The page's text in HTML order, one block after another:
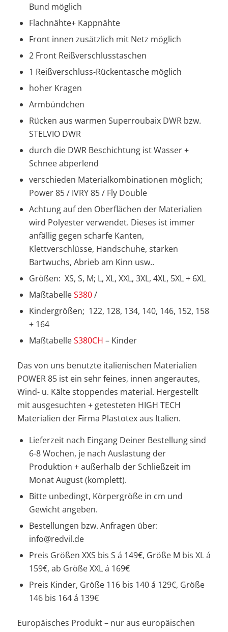
Bund möglich
Flachnähte+ Kappnähte
Front innen zusätzlich mit Netz möglich
2 Front Reißverschlusstaschen
1 Reißverschluss-Rückentasche möglich
hoher Kragen
Armbündchen
Rücken aus warmen Superroubaix DWR bzw.
STELVIO DWR
durch die DWR Beschichtung ist Wasser +
Schnee abperlend
verschieden Materialkombinationen möglich;
Power 85 / IVRY 85 / Fly Double
Achtung auf den Oberflächen der Materialien
wird Polyester verwendet. Dieses ist immer
anfällig gegen scharfe Kanten,
Klettverschlüsse, Handschuhe, starken
Bartwuchs, Abrieb am Kinn usw..
Größen: XS, S, M; L, XL, XXL, 3XL, 4XL, 5XL + 6XL
MaßtabelleS380/
Kindergrößen; 122, 128, 134, 140, 146, 152, 158
+ 164
MaßtabelleS380CH – Kinder
Das von uns benutzte italienischen Materialien
POWER 85 ist ein sehr feines, innen angerautes,
Wind- u. Kälte stoppendes material. Hergestellt
mit ausgesuchten + getesteten HIGH TECH
Materialien der Firma Plastotex aus Italien.
Lieferzeit nach Eingang Deiner Bestellung sind
6-8 Wochen, je nach Auslastung der
Produktion + außerhalb der Schließzeit im
Monat August (komplett).
Bitte unbedingt, Körpergröße in cm und
Gewicht angeben.
Bestellungen bzw. Anfragen über:
info@redvil.de
Preis Größen XXS bis S á 149€, Größe M bis XL á
159€, ab Größe XXL á 169€
Preis Kinder, Größe 116 bis 140 á 129€, Größe
146 bis 164 á 139€
Europäisches Produkt – nur aus europäischen